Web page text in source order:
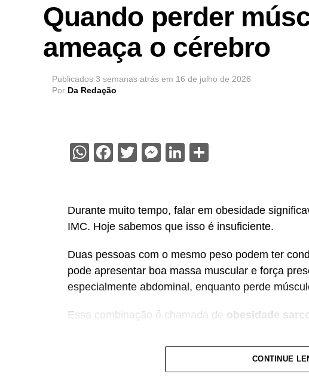
Quando perder
ameaça o cérebro
Publicados 3 semanas atrás em 16 de julho de 2026
Por Da Redação
WhatsApp
Facebook
Twitter
Messenger
LinkedIn
Durante muito tempo, falar em obesidade
IMC. Hoje sabemos que isso é insuficiente.
Duas pessoas com o mesmo peso podem ter
pode apresentar boa massa muscular e força
especialmente abdominal, enquanto perde
Essa combinação é chamada de obesidade
da força muscular. Além de aumentar o risco de
cardiovasculares, novas evidências mostram que
CONTINUE